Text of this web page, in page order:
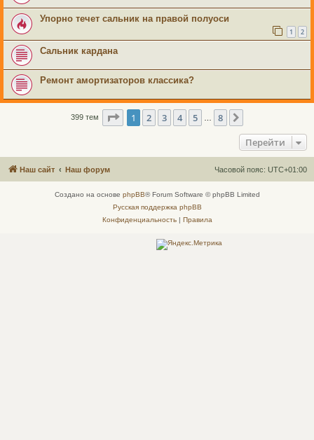
Упорно течет сальник на правой полуоси
1 2
Сальник кардана
Ремонт амортизаторов классика?
399 тем Страница из
1 2 3 4 5 … 8
Перейти
Наш сайт Наш форум Часовой пояс: UTC+01:00
Создано на основе phpBB® Forum Software © phpBB Limited
Русская поддержка phpBB
Конфиденциальность| Правила